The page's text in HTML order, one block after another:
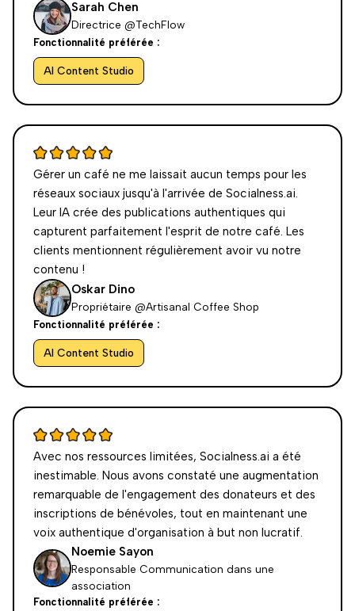
Sarah Chen
Directrice @TechFlow
Fonctionnalité préférée :
AI Content Studio
Gérer un café ne me laissait aucun temps pour les
réseaux sociaux jusqu'à l'arrivée de Socialness.ai.
Leur IA crée des publications authentiques qui
capturent parfaitement l'esprit de notre café. Les
clients mentionnent régulièrement avoir vu notre
contenu !
Oskar Dino
Propriétaire @Artisanal Coffee Shop
Fonctionnalité préférée :
AI Content Studio
Avec nos ressources limitées, Socialness.ai a été
inestimable. Nous avons constaté une augmentation
remarquable de l'engagement des donateurs et des
inscriptions de bénévoles, tout en maintenant une
voix authentique d'organisation à but non lucratif.
Noemie Sayon
Responsable Communication dans une
association
Fonctionnalité préférée :